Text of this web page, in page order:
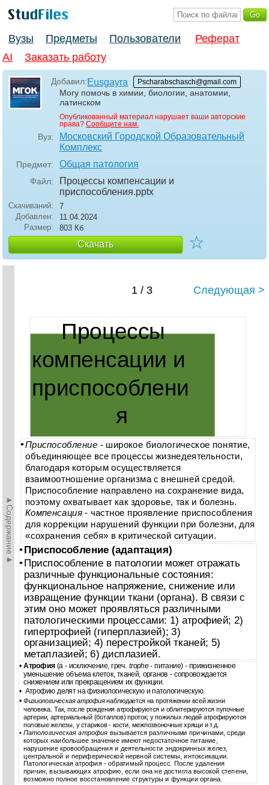
Вузы Предметы Пользователи
Реферат
AI
Заказать работу
Добавил:Eusgayra Pscharabschasch@gmail.com
Могу помочь в химии, биологии, анатомии,
латинском
Опубликованный материал нарушает ваши авторские
права? Сообщите нам.
Вуз:
Московский Городской Образовательный
Комплекс
Предмет: Общая патология
Файл:
Процессы компенсации и
приспособления.pptx
Скачиваний:
7
Добавлен:
11.04.2024
Размер:
803 Кб
Скачать ☆
►Содержание►
1 / 3 Следующая >
Процессы
компенсации и
приспособлени
я
•Приспособление - широкое биологическое понятие,
объединяющее все процессы жизнедеятельности,
благодаря которым осуществляется
взаимоотношение организма с внешней средой.
Приспособление направлено на сохранение вида,
поэтому охватывает как здоровье, так и болезнь.
Компенсация- частное проявление приспособления
для коррекции нарушений функции при болезни, для
«сохранения себя» в критической ситуации.
•Приспособление (адаптация)
• Приспособление в патологии может отражать
различные функциональные состояния:
функциональное напряжение, снижение или
извращение функции ткани (органа). В связи с
этим оно может проявляться различными
патологическими процессами: 1) атрофией; 2)
гипертрофией (гиперплазией); 3)
организацией; 4) перестройкой тканей; 5)
метаплазией; 6) дисплазией.
• Атрофия (а - исключение, греч. trophe- питание) - прижизненное
уменьшение объема клеток, тканей, органов - сопровождается
снижением или прекращением их функции.
• Атрофию делят на физиологическую и патологическую.
• Физиологическая атрофиянаблюдается на протяжении всей жизни
человека. Так, после рождения атрофируются и облитерируются пупочные
артерии, артериальный (боталлов) проток; у пожилых людей атрофируются
половые железы, у стариков - кости, межпозвоночные хрящи и т.д.
• Патологическая атрофия вызывается различными причинами, среди
которых наибольшее значение имеют недостаточное питание,
нарушение кровообращения и деятельности эндокринных желез,
центральной и периферической нервной системы, интоксикации.
Патологическая атрофия - обратимый процесс. После удаления
причин, вызывающих атрофию, если она не достигла высокой степени,
возможно полное восстановление структуры и функции органа.